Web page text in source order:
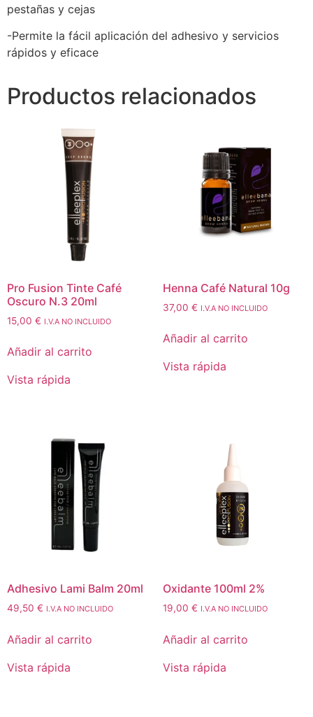
pestañas y cejas
-Permite la fácil aplicación del adhesivo y servicios
rápidos y eficace
Productos relacionados
Pro Fusion Tinte Café
Oscuro N.3 20ml
15,00 € I.V.A NO INCLUIDO
Añadir al carrito
Vista rápida
Henna Café Natural 10g
37,00 € I.V.A NO INCLUIDO
Añadir al carrito
Vista rápida
Adhesivo Lami Balm 20ml
49,50 € I.V.A NO INCLUIDO
Añadir al carrito
Vista rápida
Oxidante 100ml 2%
19,00 € I.V.A NO INCLUIDO
Añadir al carrito
Vista rápida